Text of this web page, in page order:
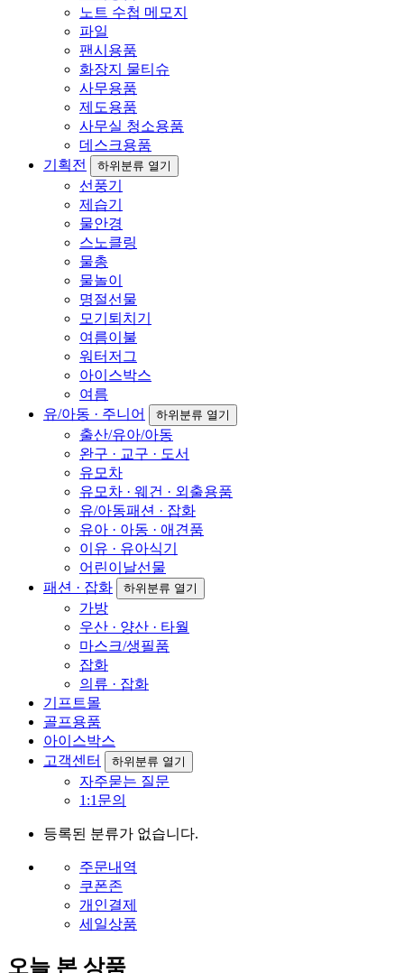
노트 수첩 메모지
파일
팬시용품
화장지 물티슈
사무용품
제도용품
사무실 청소용품
데스크용품
기획전
하위분류 열기
선풍기
제습기
물안경
스노클링
물총
물놀이
명절선물
모기퇴치기
여름이불
워터저그
아이스박스
여름
유/아동 · 주니어
하위분류 열기
출산/유아/아동
완구 · 교구 · 도서
유모차
유모차 · 웨건 · 외출용품
유/아동패션 · 잡화
유아 · 아동 · 애견품
이유 · 유아식기
어린이날선물
패션 · 잡화
하위분류 열기
가방
우산 · 양산 · 타월
마스크/생필품
잡화
의류 · 잡화
기프트몰
골프용품
아이스박스
고객센터
하위분류 열기
자주묻는 질문
1:1문의
등록된 분류가 없습니다.
주문내역
쿠폰존
개인결제
세일상품
오늘 본 상품